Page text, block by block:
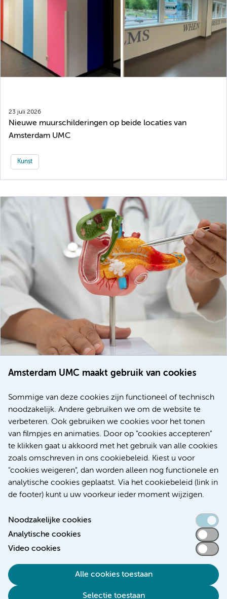
Amsterdam UMC maakt gebruik van cookies
Sommige van deze cookies zijn functioneel of technisch
noodzakelijk. Andere gebruiken we om de website te
verbeteren. Ook gebruiken we cookies voor het tonen
van filmpjes en animaties. Door op "cookies accepteren"
te klikken gaat u akkoord met het gebruik van alle cookies
zoals omschreven in ons cookiebeleid. Kiest u voor
"cookies weigeren", dan worden alleen nog functionele en
analytische cookies geplaatst. Via het cookiebeleid (link in
de footer) kunt u uw voorkeur ieder moment wijzigen.
Noodzakelijke cookies
Analytische cookies
Video cookies
Alle cookies toestaan
Selectie toestaan
23 juli 2026
Nieuwe muurschilderingen op beide locaties van
Amsterdam UMC
Kunst
voor patiënten met alvleesklierkanker verbeteren
Meer
Toegankelijkheidsverklaring
Algemene privacyverklaring